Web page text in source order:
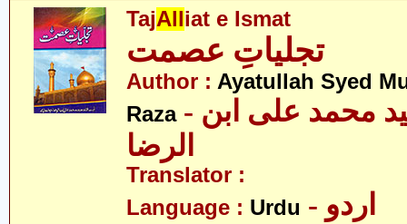
TajAlliat e Ismat
تجلیاتِ عصمت
Author : Ayatullah Syed
Raza- آیت اللہ سید محمد علی ابن
الرضا
Translator :
Language : Urdu - اردو